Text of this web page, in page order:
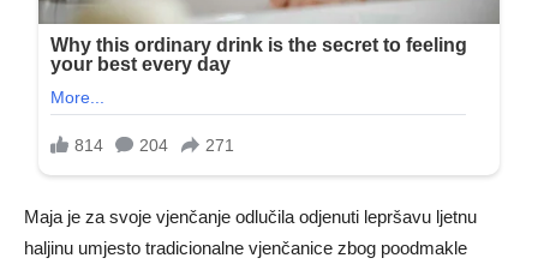
Maja je za svoje vjenčanje odlučila odjenuti lepršavu ljetnu
haljinu umjesto tradicionalne vjenčanice zbog poodmakle